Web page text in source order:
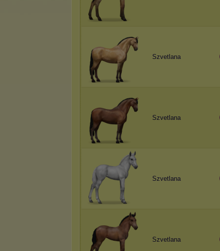
Szvetlana
Szvetlana
Szvetlana
Szvetlana